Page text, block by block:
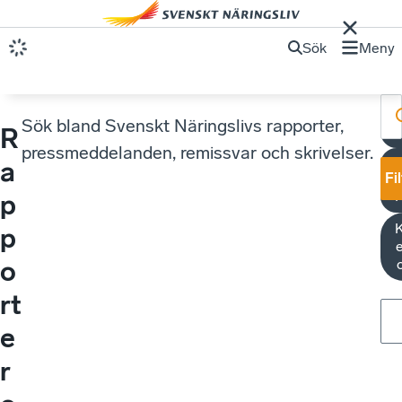
Sök Meny
R
a
p
p
o
rt
e
r
Sök bland Svenskt Näringslivs rapporter,
pressmeddelanden, remissvar och skrivelser.